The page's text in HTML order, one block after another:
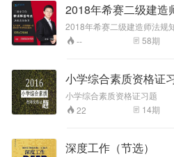
2018年希赛二级建造
课件
2018年希赛二级建造师法规
二级建造师资讯干货分享可
-- 58期
小学综合素质资格证
小学综合素质资格证习题
22
14期
深度工作（节选）